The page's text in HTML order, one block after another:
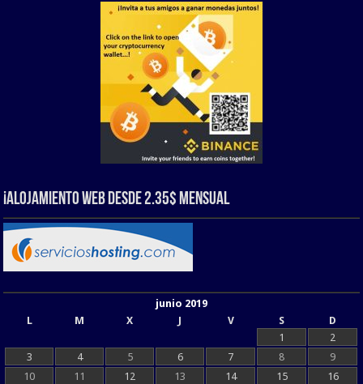
¡Alojamiento web Desde 2.35$ Mensual
junio 2019
L
M X J V S
D
1
2
3
4 5 6 7 8
9
10
11 12 13 14 15 16